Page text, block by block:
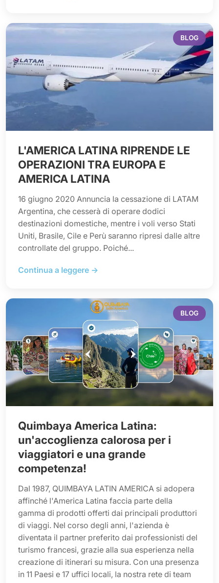
BLOG
L'AMERICA LATINA RIPRENDE LE
OPERAZIONI TRA EUROPA E
AMERICA LATINA
16 giugno 2020 Annuncia la cessazione di LATAM
Argentina, che cesserà di operare dodici
destinazioni domestiche, mentre i voli verso Stati
Uniti, Brasile, Cile e Perù saranno ripresi dalle altre
controllate del gruppo. Poiché...
Continua a leggere →
BLOG
Quimbaya America Latina:
un'accoglienza calorosa per i
viaggiatori e una grande
competenza!
Dal 1987, QUIMBAYA LATIN AMERICA si adopera
affinché l'America Latina faccia parte della
gamma di prodotti offerti dai principali produttori
di viaggi. Nel corso degli anni, l'azienda è
diventata il partner preferito dai professionisti del
turismo francesi, grazie alla sua esperienza nella
creazione di itinerari su misura. Con una presenza
in 11 Paesi e 17 uffici locali, la nostra rete di team